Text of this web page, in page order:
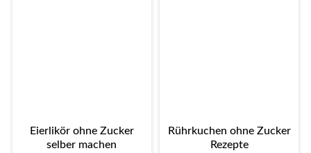
Eierlikör ohne Zucker
selber machen
Rührkuchen ohne Zucker
Rezepte